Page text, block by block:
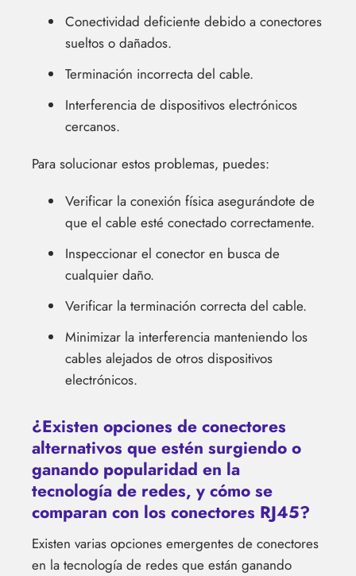
Conectividad deficiente debido a conectores
sueltos o dañados.
Terminación incorrecta del cable.
Interferencia de dispositivos electrónicos
cercanos.
Para solucionar estos problemas, puedes:
Verificar la conexión física asegurándote de
que el cable esté conectado correctamente.
Inspeccionar el conector en busca de
cualquier daño.
Verificar la terminación correcta del cable.
Minimizar la interferencia manteniendo los
cables alejados de otros dispositivos
electrónicos.
¿Existen opciones de conectores
alternativos que estén surgiendo o
ganando popularidad en la
tecnología de redes, y cómo se
comparan con los conectores RJ45?
Existen varias opciones emergentes de conectores
en la tecnología de redes que están ganando